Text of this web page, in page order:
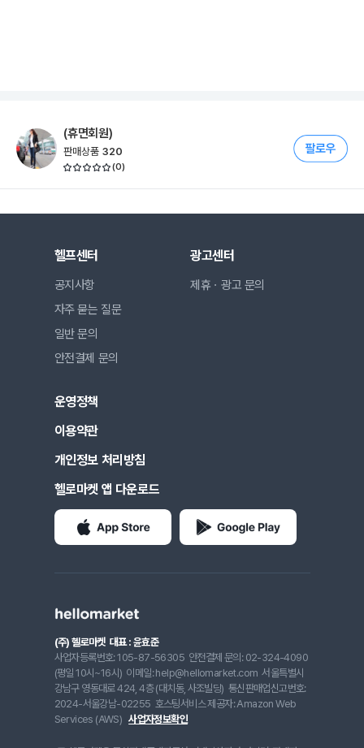
(휴면회원)
판매상품 320
(0)
헬프센터
공지사항
자주 묻는 질문
일반 문의
안전결제 문의
광고센터
제휴ㆍ광고 문의
운영정책
이용약관
개인정보 처리방침
헬로마켓 앱 다운로드
(주) 헬로마켓 대표 : 윤효준
사업자등록번호: 105-87-56305 안전결제 문의: 02-324-4090
(평일 10시~16시) 이메일: help@hellomarket.com 서울특별시
강남구 영동대로 424, 4층 (대치동, 사조빌딩) 통신판매업신고번호:
2024-서울강남-02255 호스팅서비스 제공자: Amazon Web
Services (AWS) 사업자정보확인